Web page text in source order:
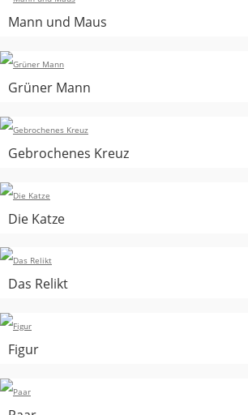
Mann und Maus
Grüner Mann
Gebrochenes Kreuz
Die Katze
Das Relikt
Figur